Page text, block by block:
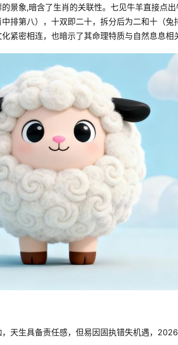
景象,暗含了生肖的关联性。七见牛羊直接点
排第八），十双即二十，拆分后为二和十（
紧密相连，也暗示了其命理特质与自然息息相
，天生具备责任感，但易因固执错失机遇，